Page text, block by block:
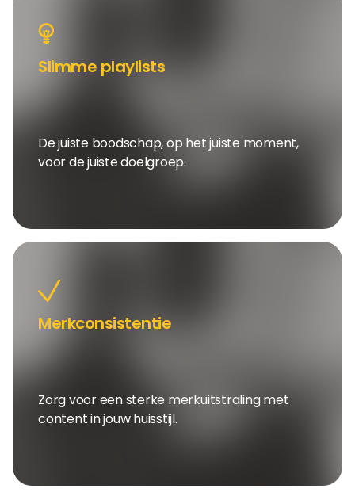
Slimme playlists
De juiste boodschap, op het juiste moment,
voor de juiste doelgroep.
Merkconsistentie
Zorg voor een sterke merkuitstraling met
content in jouw huisstijl.